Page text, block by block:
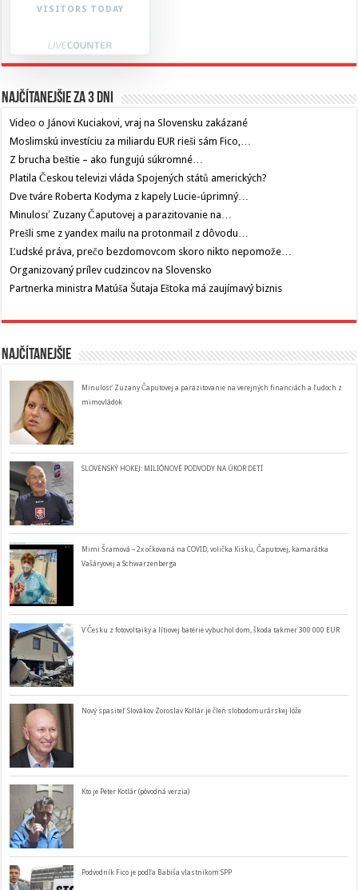
VISITORS TODAY
Najčítanejšie za 3 dni
Video o Jánovi Kuciakovi, vraj na Slovensku zakázané
Moslimskú investíciu za miliardu EUR rieši sám Fico,…
Z brucha beštie – ako fungujú súkromné…
Platila Českou televizi vláda Spojených států amerických?
Dve tváre Roberta Kodyma z kapely Lucie-úprimný…
Minulosť Zuzany Čaputovej a parazitovanie na…
Prešli sme z yandex mailu na protonmail z dôvodu…
Ľudské práva, prečo bezdomovcom skoro nikto nepomože…
Organizovaný prílev cudzincov na Slovensko
Partnerka ministra Matúša Šutaja Eštoka má zaujímavý biznis
Najčítanejšie
Minulosť Zuzany Čaputovej a parazitovanie na verejných financiách a ľudoch z
mimovládok
SLOVENSKÝ HOKEJ: MILIÓNOVÉ PODVODY NA ÚKOR DETÍ
Mimi Šramová – 2x očkovaná na COVID, volička Kisku, Čaputovej, kamarátka
Vašáryovej a Schwarzenberga
V Česku z fotovoltaiky a lítiovej batérie vybuchol dom, škoda takmer 300 000 EUR
Nový spasiteľ Slovákov Zoroslav Kollár je člen slobodomurárskej lóže
Kto je Peter Kotlár (pôvodná verzia)
Podvodník Fico je podľa Babiša vlastníkom SPP